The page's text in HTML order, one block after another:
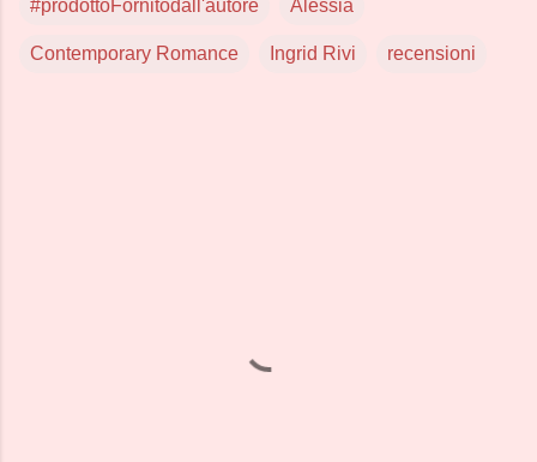
#prodottoFornitodall'autore Alessia
Contemporary Romance Ingrid Rivi recensioni